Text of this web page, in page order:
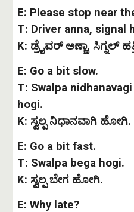
E: Please stop near
T: Driver anna, signal
K: ಡ್ರೈವರ್ ಅಣ್ಣಾ, ಸಿಗ್ನಲ್
E: Go a bit slow.
T: Swalpa
hogi.
K: ಸ್ವಲ್ಪ ನಿಧಾನವಾಗಿ ಹೋಗಿ.
E: Go a bit fast.
T: Swalpa bega hogi.
K: ಸ್ವಲ್ಪ ಬೇಗ ಹೋಗಿ.
E: Why late?